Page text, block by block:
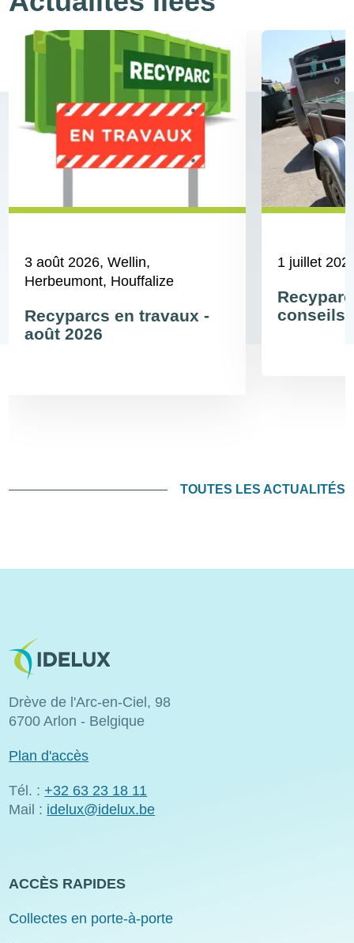
3 août 2026, Wellin,
Herbeumont, Houffalize
Recyparcs en travaux -
août 2026
1 juillet
conseils
TOUTES LES ACTUALITÉS
Image
Drève de l'Arc-en-Ciel, 98
6700 Arlon - Belgique
Plan d'accès
Tél. : +32 63 23 18 11
Mail : idelux@idelux.be
ACCÈS RAPIDES
Collectes en porte-à-porte